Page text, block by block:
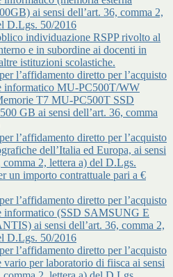
ai sensi dell’art. 36, comma 2,
D.Lgs. 50/2016
individuazione RSPP rivolto al
e in subordine ai docenti in
istituzioni scolastiche.
l’affidamento diretto per l’acquisto
informatico MU-PC500T/WW
T7 MU-PC500T SSD
GB ai sensi dell’art. 36, comma
l’affidamento diretto per l’acquisto
dell’Italia ed Europa, ai sensi
comma 2, lettera a) del D.Lgs.
un importo contrattuale pari a €
l’affidamento diretto per l’acquisto
informatico (SSD SAMSUNG E
ai sensi dell’art. 36, comma 2,
D.Lgs. 50/2016
l’affidamento diretto per l’acquisto
vario per laboratorio di fiisca ai sensi